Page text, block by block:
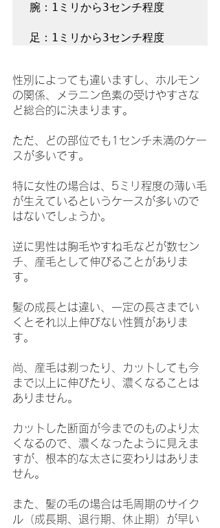
腕：1ミリから3センチ程度
足：1ミリから3センチ程度
性別によっても違いますし、ホルモン
の関係、メラニン色素の受けやすさな
ど総合的に決まります。
ただ、どの部位でも1センチ未満のケー
スが多いです。
特に女性の場合は、5ミリ程度の薄い毛
が生えているというケースが多いので
はないでしょうか。
逆に男性は胸毛やすね毛などが数セン
チ、産毛として伸びることがありま
す。
髪の成長とは違い、一定の長さまでい
くとそれ以上伸びない性質がありま
す。
尚、産毛は剃ったり、カットしても今
まで以上に伸びたり、濃くなることは
ありません。
カットした断面が今までのものより太
くなるので、濃くなったように見えま
すが、根本的な太さに変わりはありま
せん。
また、髪の毛の場合は毛周期のサイク
ル（成長期、退行期、休止期）が早い